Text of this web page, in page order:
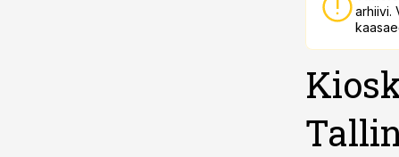
arhiivi.